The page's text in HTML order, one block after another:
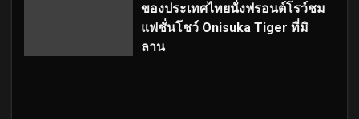
ของประเทศไทยนั่งฟรอนต์โรว์ชม
แฟชั่นโชว์ Onisuka Tiger ที่มิ
ลาน